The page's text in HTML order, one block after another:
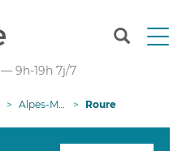
T
n
— 9h-19h 7j/7
Alpes-Maritimes Roure